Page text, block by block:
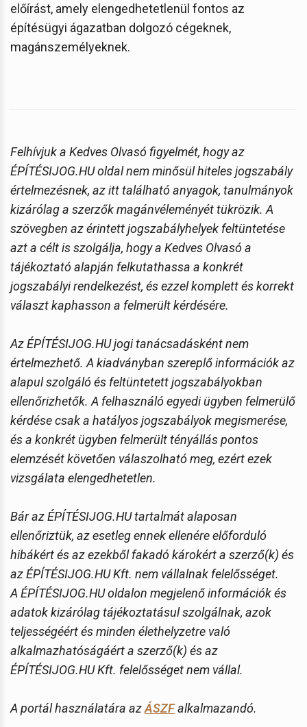
előírást, amely elengedhetetlenül fontos az
építésügyi ágazatban dolgozó cégeknek,
magánszemélyeknek.
Felhívjuk a Kedves Olvasó figyelmét, hogy az
ÉPÍTÉSIJOG.HU oldal nem minősül hiteles jogszabály
értelmezésnek, az itt található anyagok, tanulmányok
kizárólag a szerzők magánvéleményét tükrözik. A
szövegben az érintett jogszabályhelyek feltüntetése
azt a célt is szolgálja, hogy a Kedves Olvasó a
tájékoztató alapján felkutathassa a konkrét
jogszabályi rendelkezést, és ezzel komplett és korrekt
választ kaphasson a felmerült kérdésére.
Az ÉPÍTÉSIJOG.HU jogi tanácsadásként nem
értelmezhető. A kiadványban szereplő információk az
alapul szolgáló és feltüntetett jogszabályokban
ellenőrizhetők. A felhasználó egyedi ügyben felmerülő
kérdése csak a hatályos jogszabályok megismerése,
és a konkrét ügyben felmerült tényállás pontos
elemzését követően válaszolható meg, ezért ezek
vizsgálata elengedhetetlen.
Bár az ÉPÍTÉSIJOG.HU tartalmát alaposan
ellenőriztük, az esetleg ennek ellenére előforduló
hibákért és az ezekből fakadó károkért a szerző(k) és
az ÉPÍTÉSIJOG.HU Kft. nem vállalnak felelősséget.
A ÉPÍTÉSIJOG.HU oldalon megjelenő információk és
adatok kizárólag tájékoztatásul szolgálnak, azok
teljességéért és minden élethelyzetre való
alkalmazhatóságáért a szerző(k) és az
ÉPÍTÉSIJOG.HU Kft. felelősséget nem vállal.
A portál használatára azÁSZFalkalmazandó.